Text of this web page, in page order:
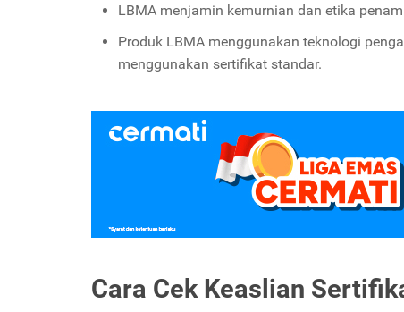
LBMA menjamin kemurnian dan etika
Produk LBMA menggunakan teknologi
menggunakan sertifikat standar.
Cara Cek Keaslian